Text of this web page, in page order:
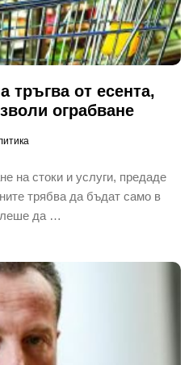
тръгва от есента,
ограбване
на стоки и услуги, предаде
трябва да бъдат само в
да …